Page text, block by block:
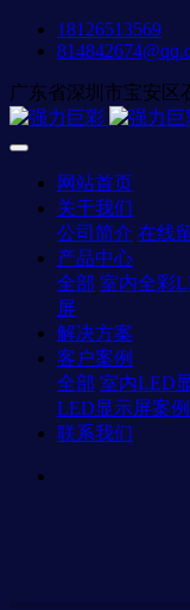
18126513569
广东省深圳市宝安区
网站首页
关于我们
公司简介 在线
产品中心
全部 室内全彩
屏
解决方案
客户案例
全部 室内LED
LED显示屏案例
联系我们